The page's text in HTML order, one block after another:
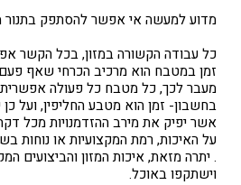
מדוע למעשה אי אפשר להסתפק בתנור
כל עבודה הקשורה במזון, בכל הקשר
זמן במטבח הוא מרכיב הכרחי שאף
מעבר לכך, כל מטבח כל פעולה
בחשבון- זמן הוא מטבע החליפין, ועל כן
אשר יפיק את מירב ההזדמנויות מכל
על האיכות, רמת המקצועיות או נוחות
. יתרה מזאת, איכות המזון והביצועים
וישתקפו באוכל.